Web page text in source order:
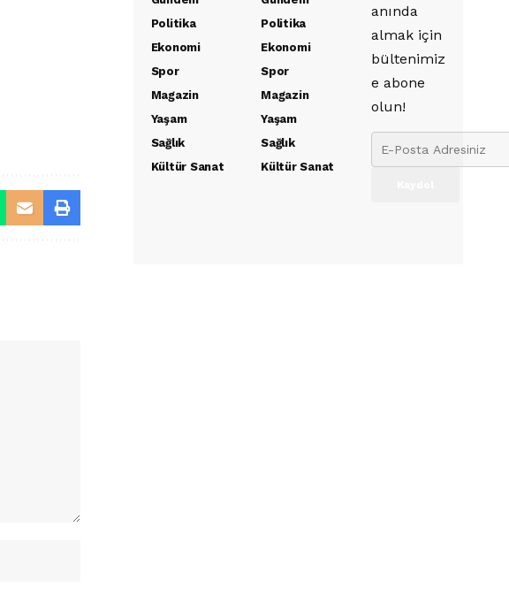
Politika
Ekonomi
Spor
Magazin
Yaşam
Sağlık
Kültür Sanat
Politika
Ekonomi
Spor
Magazin
Yaşam
Sağlık
Kültür Sanat
anında
almak için
bültenimiz
e abone
olun!